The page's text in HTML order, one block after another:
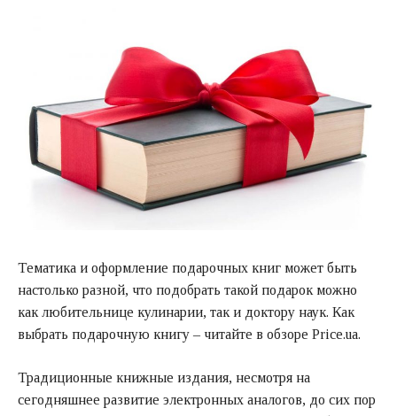
Тематика и оформление подарочных книг может быть
настолько разной, что подобрать такой подарок можно
как любительнице кулинарии, так и доктору наук. Как
выбрать подарочную книгу – читайте в обзоре Price.ua.
Традиционные книжные издания, несмотря на
сегодняшнее развитие электронных аналогов, до сих пор